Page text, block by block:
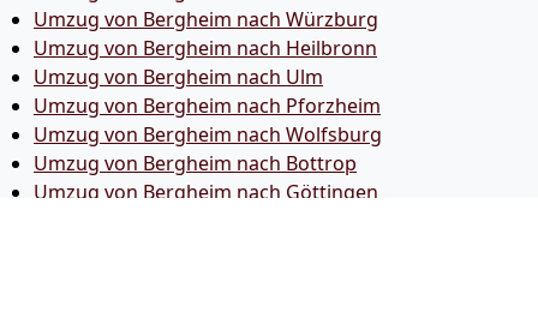
Umzug von Bergheim nach Würzburg
Umzug von Bergheim nach Heilbronn
Umzug von Bergheim nach Ulm
Umzug von Bergheim nach Pforzheim
Umzug von Bergheim nach Wolfsburg
Umzug von Bergheim nach Bottrop
Umzug von Bergheim nach Göttingen